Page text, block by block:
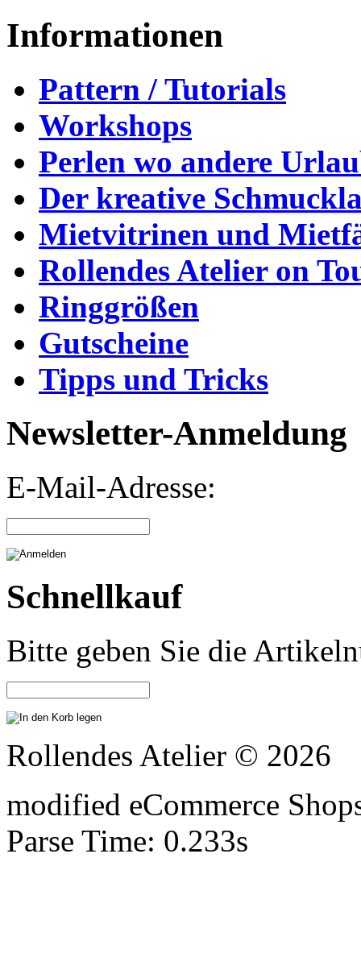
Informationen
Pattern / Tutorials
Workshops
Perlen wo andere
Der kreative
Mietvitrinen und
Rollendes Atelier on
Ringgrößen
Gutscheine
Tipps und Tricks
Newsletter-Anmeldung
E-Mail-Adresse:
Schnellkauf
Bitte geben Sie die
Rollendes Atelier © 2026
modified eCommerce
Parse Time: 0.233s